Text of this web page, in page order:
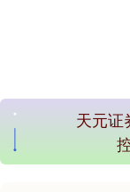
天元证